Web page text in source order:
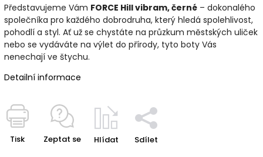
Představujeme Vám FORCE Hill vibram, černé – dokonalého
společníka pro každého dobrodruha, který hledá spolehlivost,
pohodlí a styl. Ať už se chystáte na průzkum městských uliček
nebo se vydáváte na výlet do přírody, tyto boty Vás
nenechají ve štychu.
Detailní informace
Tisk Zeptat se Hlídat Sdílet